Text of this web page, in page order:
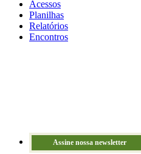
Acessos
Planilhas
Relatórios
Encontros
Assine nossa newsletter